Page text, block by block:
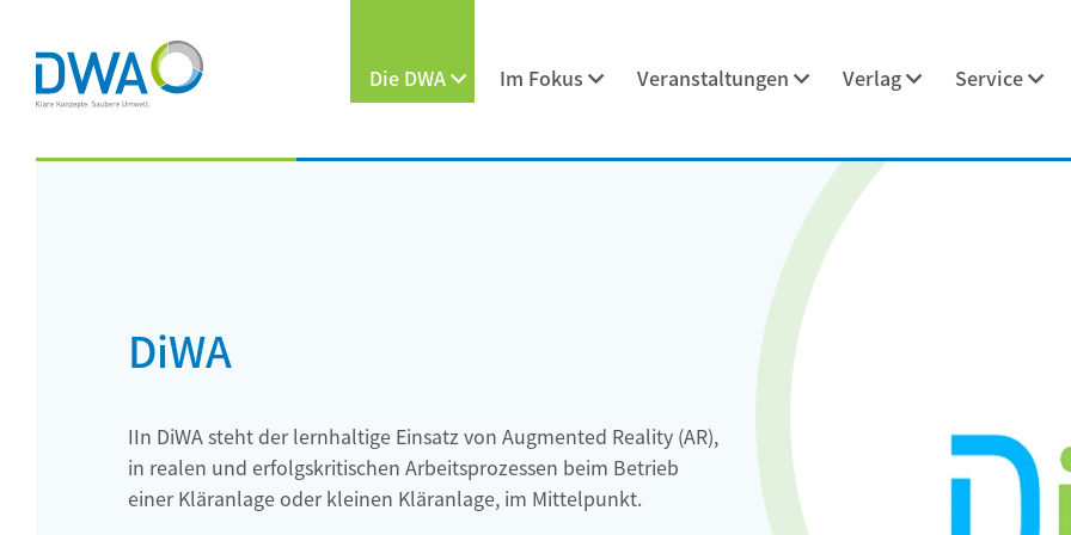
Die DWA Im Fokus Veranstaltungen Verlag Service
DiWA
IIn DiWA steht der lernhaltige Einsatz von Augmented Reality (AR),
in realen und erfolgskritischen Arbeitsprozessen beim Betrieb
einer Kläranlage oder kleinen Kläranlage, im Mittelpunkt.